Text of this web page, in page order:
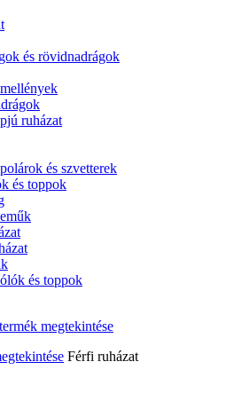
és rövidnadrágok
ruházat
és szvetterek
és toppok
és toppok
Férfi ruházat